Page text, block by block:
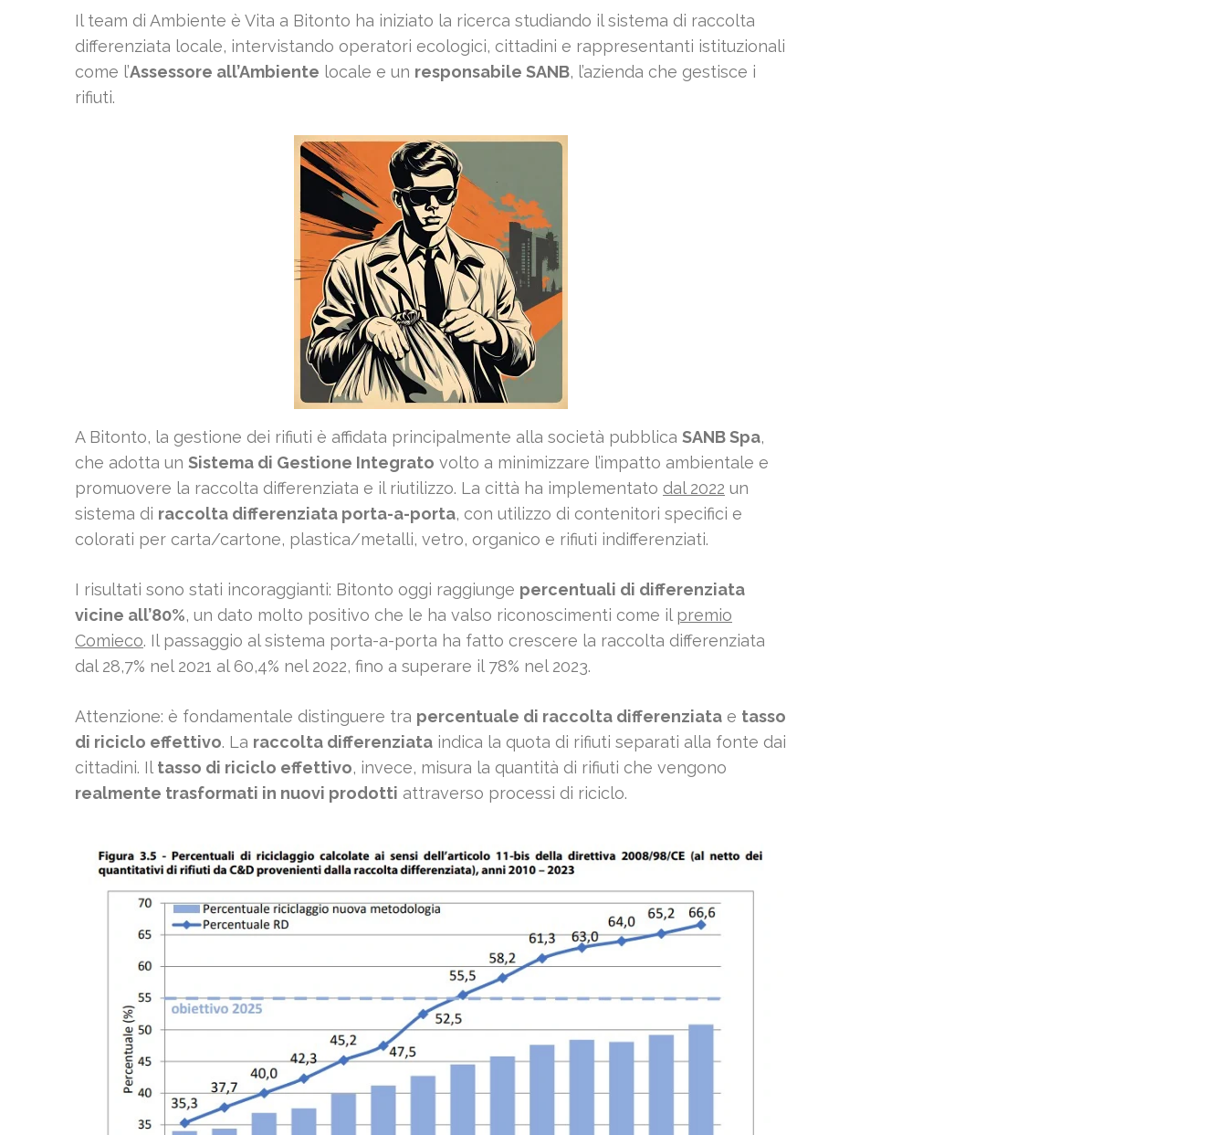
Il team di Ambiente è Vita a Bitonto ha iniziato la ricerca studiando il sistema di raccolta
differenziata locale, intervistando operatori ecologici, cittadini e rappresentanti istituzionali
come l’Assessore all’Ambiente locale e un responsabile SANB, l’azienda che gestisce i
rifiuti.
A Bitonto, la gestione dei rifiuti è affidata principalmente alla società pubblica SANB Spa,
che adotta un Sistema di Gestione Integrato volto a minimizzare l’impatto ambientale e
promuovere la raccolta differenziata e il riutilizzo. La città ha implementato dal 2022 un
sistema di raccolta differenziata porta-a-porta, con utilizzo di contenitori specifici e
colorati per carta/cartone, plastica/metalli, vetro, organico e rifiuti indifferenziati.
I risultati sono stati incoraggianti: Bitonto oggi raggiunge percentuali di differenziata
vicine all’80%, un dato molto positivo che le ha valso riconoscimenti come il premio
Comieco. Il passaggio al sistema porta-a-porta ha fatto crescere la raccolta differenziata
dal 28,7% nel 2021 al 60,4% nel 2022, fino a superare il 78% nel 2023.
Attenzione: è fondamentale distinguere tra percentuale di raccolta differenziata e tasso
di riciclo effettivo. La raccolta differenziata indica la quota di rifiuti separati alla fonte dai
cittadini. Il tasso di riciclo effettivo, invece, misura la quantità di rifiuti che vengono
realmente trasformati in nuovi prodotti attraverso processi di riciclo.